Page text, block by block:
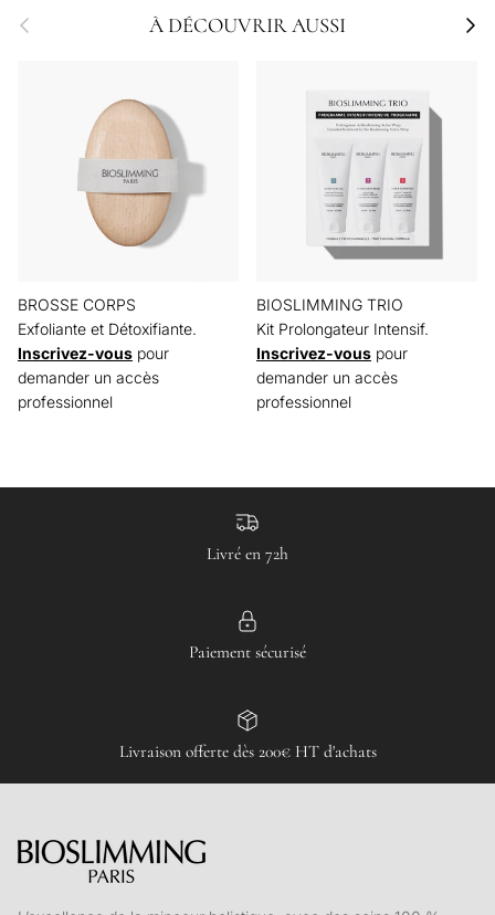
Précédent À DÉCOUVRIR AUSSI
BROSSE CORPS
Exfoliante et Détoxifiante.
Inscrivez-vous pour
demander un accès
professionnel
BIOSLIMMING TRIO
Kit Prolongateur Intensif.
Inscrivez-vous pour
demander un accès
professionnel
Livré en 72h
Paiement sécurisé
Livraison offerte dès 200€ HT d'achats